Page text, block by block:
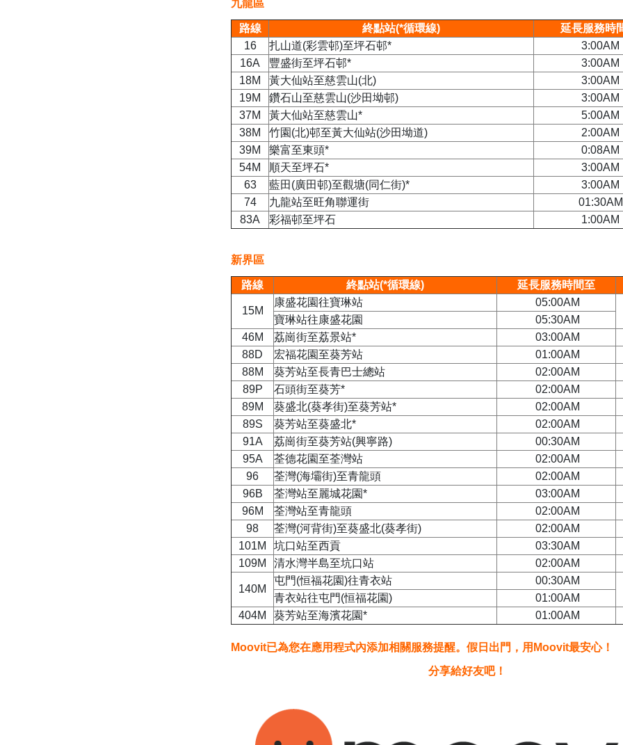
九龍區
路線 終點站(*循環線)
延長服務時
16
扎山道(彩雲邨)至坪石邨*
3:00AM
16A
豐盛街至坪石邨*
3:00AM
18M
黃大仙站至慈雲山(北)
3:00AM
19M
鑽石山至慈雲山(沙田坳邨)
3:00AM
37M
黃大仙站至慈雲山*
5:00AM
38M
竹園(北)邨至黃大仙站(沙田坳道)
2:00AM
39M
樂富至東頭*
0:08AM
54M
順天至坪石*
3:00AM
63
藍田(廣田邨)至觀塘(同仁街)*
3:00AM
74
九龍站至旺角聯運街
01:30AM
83A
彩福邨至坪石 1:00AM
新界區
路線 終點站(*循環線) 延長服務時間至
15M
康盛花園往寶琳站
05:00AM
寶琳站往康盛花園
05:30AM
46M
荔崗街至荔景站*
03:00AM
88D
宏福花園至葵芳站
01:00AM
88M
葵芳站至長青巴士總站
02:00AM
89P
石頭街至葵芳*
02:00AM
89M
葵盛北(葵孝街)至葵芳站*
02:00AM
89S
葵芳站至葵盛北*
02:00AM
91A
荔崗街至葵芳站(興寧路)
00:30AM
95A
荃德花園至荃灣站
02:00AM
96
荃灣(海壩街)至青龍頭
02:00AM
96B
荃灣站至麗城花園*
03:00AM
96M
荃灣站至青龍頭
02:00AM
98
荃灣(河背街)至葵盛北(葵孝街)
02:00AM
101M
坑口站至西貢
03:30AM
109M
清水灣半島至坑口站 02:00AM
140M
屯門(恒福花園)往青衣站
00:30AM
青衣站往屯門(恒福花園)
01:00AM
404M
葵芳站至海濱花園* 01:00AM
Moovit已為您在應用程式內添加相關服務提醒。假日出門，用Moovit最安心！
分享給好友吧！